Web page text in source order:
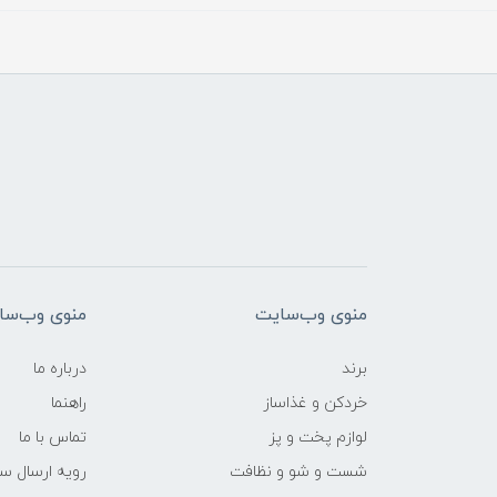
منوی وب‌سایت
برند
خردکن و غذاساز
لوازم پخت و پز
شست و شو و نظافت
منوی
درباره ما
راهنما
تماس با ما
رویه ارسال